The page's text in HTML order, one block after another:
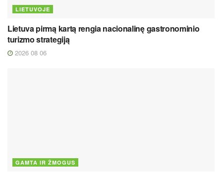
LIETUVOJE
Lietuva pirmą kartą rengia nacionalinę gastronominio
turizmo strategiją
2026 08 06
GAMTA IR ŽMOGUS